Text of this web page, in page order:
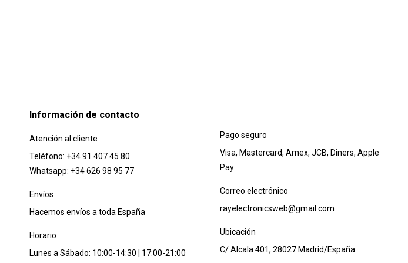
Información de contacto
Atención al cliente
Teléfono: +34 91 407 45 80
Whatsapp: +34 626 98 95 77
Envíos
Hacemos envíos a toda España
Horario
Lunes a Sábado: 10:00-14:30 | 17:00-21:00
Pago seguro
Visa, Mastercard, Amex, JCB, Diners, Apple
Pay
Correo electrónico
rayelectronicsweb@gmail.com
Ubicación
C/ Alcala 401, 28027 Madrid/España